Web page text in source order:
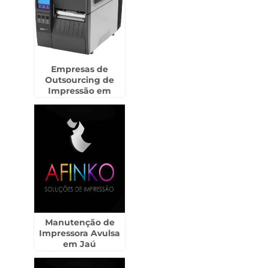
Empresas de
Outsourcing de
Impressão em
Manutenção de
Impressora Avulsa
em Jaú